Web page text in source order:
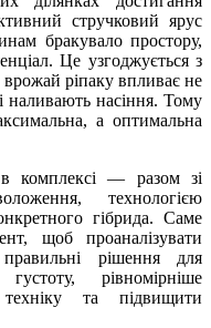
стручковий ярус
бракувало простору,
Це узгоджується з
ріпаку впливає не
наливають насіння. Тому
а оптимальна
комплексі — разом зі
технологією
гібрида. Саме
щоб проаналізувати
рішення для
рівномірніше
та підвищити